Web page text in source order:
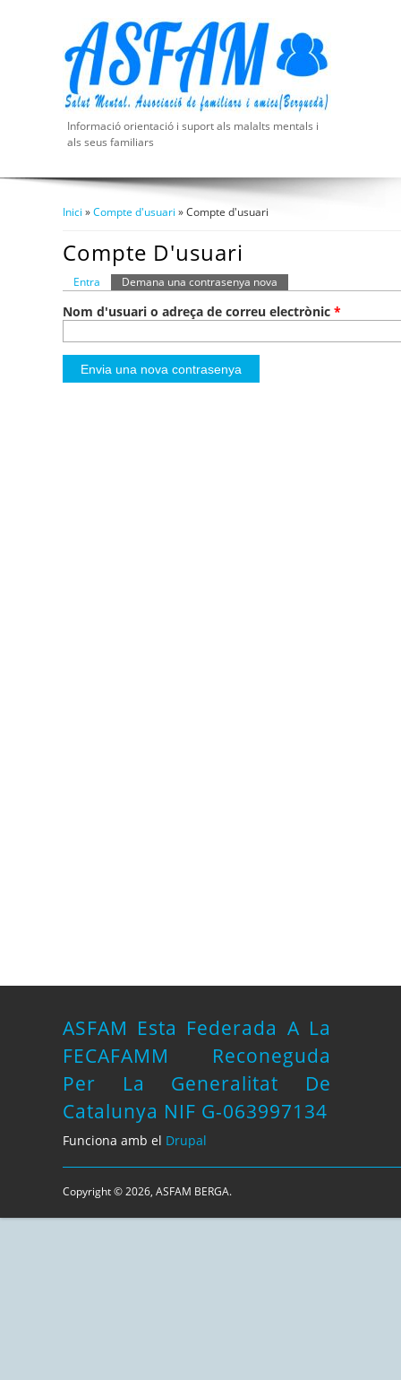
Informació orientació i suport als malalts mentals i
als seus familiars
Inici »Compte d'usuari » Compte d'usuari
Compte D'usuari
Pestanyes Primàries
Entra Demana una contrasenya nova
Nom d'usuari o adreça de correu electrònic *
ASFAM Esta Federada A La
FECAFAMM Reconeguda
Per La Generalitat De
Catalunya NIF G-063997134
Funciona amb el Drupal
Copyright © 2026, ASFAM BERGA.